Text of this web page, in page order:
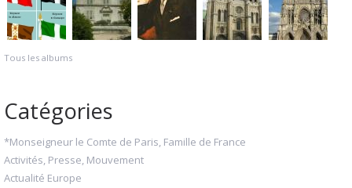
Tous les albums
Catégories
*Monseigneur le Comte de Paris, Famille de France
Activités, Presse, Mouvement
Actualité Europe